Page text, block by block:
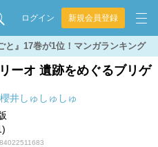
ログイン 新規会員登録
と』17巻が1位！マンガランキング
ーオ 遺跡をめぐるブリゲ
櫻井しゅしゅしゅ